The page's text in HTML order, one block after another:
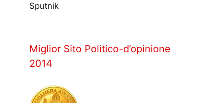
Sputnik
Miglior Sito Politico-d’opinione
2014